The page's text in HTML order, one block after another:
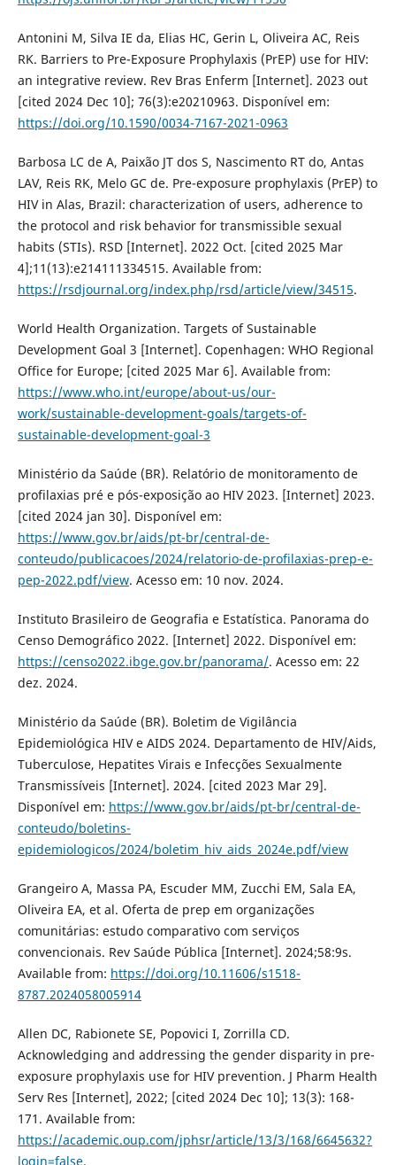
Antonini M, Silva IE da, Elias HC, Gerin L, Oliveira AC, Reis
RK. Barriers to Pre-Exposure Prophylaxis (PrEP) use for HIV:
an integrative review. Rev Bras Enferm [Internet]. 2023 out
[cited 2024 Dec 10]; 76(3):e20210963. Disponível em:
https://doi.org/10.1590/0034-7167-2021-0963
Barbosa LC de A, Paixão JT dos S, Nascimento RT do, Antas
LAV, Reis RK, Melo GC de. Pre-exposure prophylaxis (PrEP) to
HIV in Alas, Brazil: characterization of users, adherence to
the protocol and risk behavior for transmissible sexual
habits (STIs). RSD [Internet]. 2022 Oct. [cited 2025 Mar
4];11(13):e214111334515. Available from:
https://rsdjournal.org/index.php/rsd/article/view/34515.
World Health Organization. Targets of Sustainable
Development Goal 3 [Internet]. Copenhagen: WHO Regional
Office for Europe; [cited 2025 Mar 6]. Available from:
https://www.who.int/europe/about-us/our-
work/sustainable-development-goals/targets-of-
sustainable-development-goal-3
Ministério da Saúde (BR). Relatório de monitoramento de
profilaxias pré e pós-exposição ao HIV 2023. [Internet] 2023.
[cited 2024 jan 30]. Disponível em:
https://www.gov.br/aids/pt-br/central-de-
conteudo/publicacoes/2024/relatorio-de-profilaxias-prep-e-
pep-2022.pdf/view. Acesso em: 10 nov. 2024.
Instituto Brasileiro de Geografia e Estatística. Panorama do
Censo Demográfico 2022. [Internet] 2022. Disponível em:
https://censo2022.ibge.gov.br/panorama/. Acesso em: 22
dez. 2024.
Ministério da Saúde (BR). Boletim de Vigilância
Epidemiológica HIV e AIDS 2024. Departamento de HIV/Aids,
Tuberculose, Hepatites Virais e Infecções Sexualmente
Transmissíveis [Internet]. 2024. [cited 2023 Mar 29].
Disponível em: https://www.gov.br/aids/pt-br/central-de-
conteudo/boletins-
epidemiologicos/2024/boletim_hiv_aids_2024e.pdf/view
Grangeiro A, Massa PA, Escuder MM, Zucchi EM, Sala EA,
Oliveira EA, et al. Oferta de prep em organizações
comunitárias: estudo comparativo com serviços
convencionais. Rev Saúde Pública [Internet]. 2024;58:9s.
Available from: https://doi.org/10.11606/s1518-
8787.2024058005914
Allen DC, Rabionete SE, Popovici I, Zorrilla CD.
Acknowledging and addressing the gender disparity in pre-
exposure prophylaxis use for HIV prevention. J Pharm Health
Serv Res [Internet], 2022; [cited 2024 Dec 10]; 13(3): 168-
171. Available from:
https://academic.oup.com/jphsr/article/13/3/168/6645632?
login=false.